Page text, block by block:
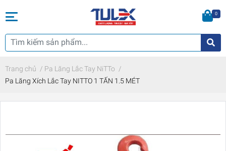
0
Trang chủ / Pa Lăng Lắc Tay NiTTo /
Pa Lăng Xích Lắc Tay NITTO 1 TẤN 1.5 MÉT